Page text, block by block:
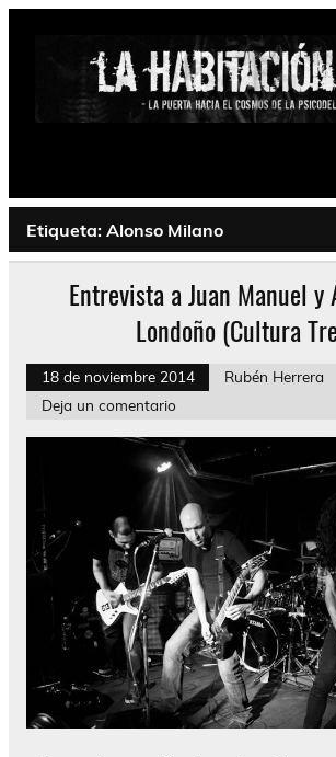
Saltar
Psychedelic, Stoner, Doom, Sludge,
Etiqueta: Alonso Milano
Entrevista a Juan Manuel y
Londoño (Cultura
18 de noviembre 2014
Rubén Herrera
Deja un comentario